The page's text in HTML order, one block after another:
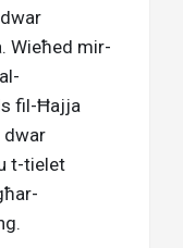
Wieħed mir-
fil-Ħajja
dwar
t-tielet